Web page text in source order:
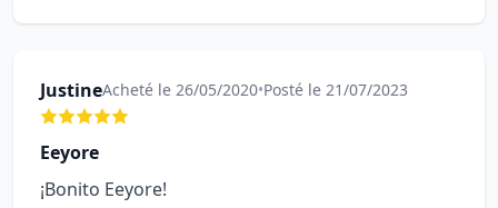
JustineAcheté le 26/05/2020•Posté le 21/07/2023
Eeyore
¡Bonito Eeyore!